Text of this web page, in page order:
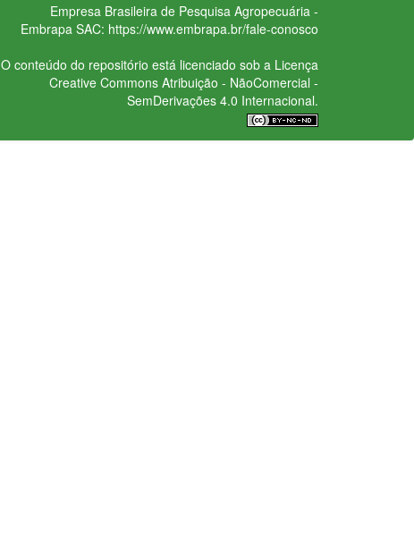
Empresa Brasileira de Pesquisa Agropecuária -
Embrapa SAC: https://www.embrapa.br/fale-conosco
O conteúdo do repositório está licenciado sob a Licença
Creative CommonsAtribuição - NãoComercial -
SemDerivações 4.0 Internacional.